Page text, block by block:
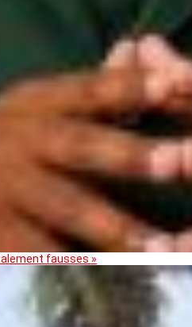
fausses »